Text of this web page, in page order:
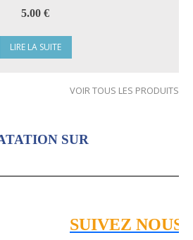
5.00 €
LIRE LA SUITE
VOIR TOUS LES PRODUITS
SUR
SUIVEZ NOUS